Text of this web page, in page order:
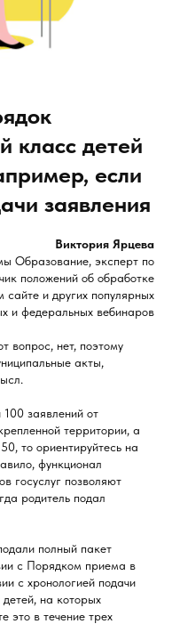
класс детей
если
заявления
Виктория Ярцева
Образование, эксперт по
положений об обработке
и других популярных
и федеральных вебинаров
вопрос, нет, поэтому
акты,
заявлений от
территории, а
то ориентируйтесь на
функционал
госуслуг позволяют
родитель подал
полный пакет
с Порядком приема в
с хронологией подачи
на которых
это в течение трех